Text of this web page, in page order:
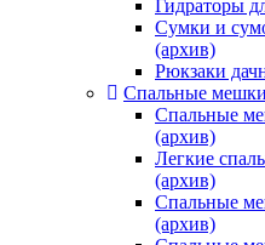
Гидраторы
Сумки и
(архив)
Рюкзаки
Спальные
Спальные
(архив)
Легкие
(архив)
Спальные
(архив)